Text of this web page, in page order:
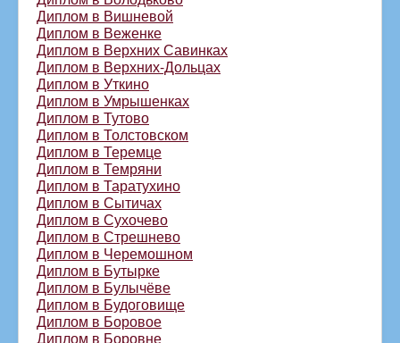
Диплом в Вишневой
Диплом в Веженке
Диплом в Верхних Савинках
Диплом в Верхних-Дольцах
Диплом в Уткино
Диплом в Умрышенках
Диплом в Тутово
Диплом в Толстовском
Диплом в Теремце
Диплом в Темряни
Диплом в Таратухино
Диплом в Сытичах
Диплом в Сухочево
Диплом в Стрешнево
Диплом в Черемошном
Диплом в Бутырке
Диплом в Булычёве
Диплом в Будоговище
Диплом в Боровое
Диплом в Боровне